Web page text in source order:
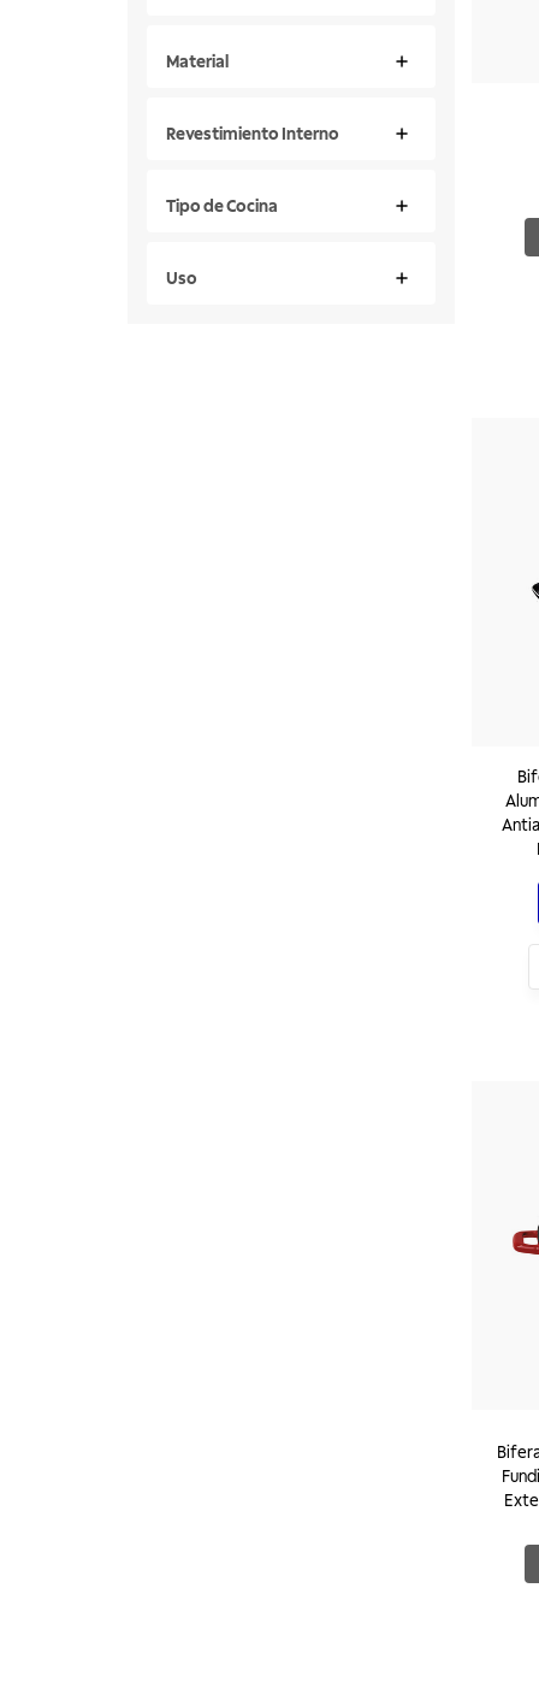
Material
Revestimiento Interno
Tipo de Cocina
Uso